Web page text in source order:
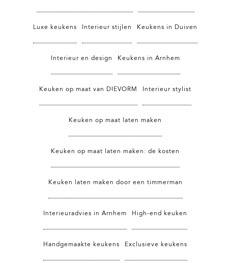
Luxe keukens Interieur stijlen Keukens in Duiven
Interieur en design Keukens in Arnhem
Keuken op maat van DIEVORM Interieur stylist
Keuken op maat laten maken
Keuken op maat laten maken: de kosten
Keuken laten maken door een timmerman
Interieuradvies in Arnhem High-end keuken
Handgemaakte keukens Exclusieve keukens